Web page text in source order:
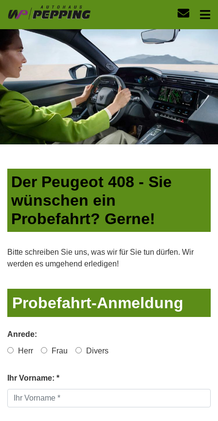
Der Peugeot 408 - Sie
wünschen ein
Probefahrt? Gerne!
Bitte schreiben Sie uns, was wir für Sie tun dürfen. Wir
werden es umgehend erledigen!
Probefahrt-Anmeldung
Anrede:
Herr
Frau Divers
Ihr Vorname: *